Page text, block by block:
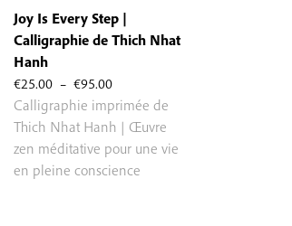
€25.00 – €95.00Plage
de
prix :
€25.00
à
Joy Is Every Step |
Calligraphie de Thich Nhat
Hanh
Calligraphie imprimée de
Thich Nhat Hanh | Œuvre
zen méditative pour une vie
en pleine conscience